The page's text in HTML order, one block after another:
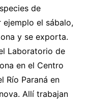
de
el sábalo,
y se exporta.
Laboratorio de
en el Centro
Río Paraná en
Allí trabajan